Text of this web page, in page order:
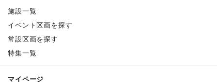
施設一覧
イベント区画を探す
常設区画を探す
特集一覧
マイページ